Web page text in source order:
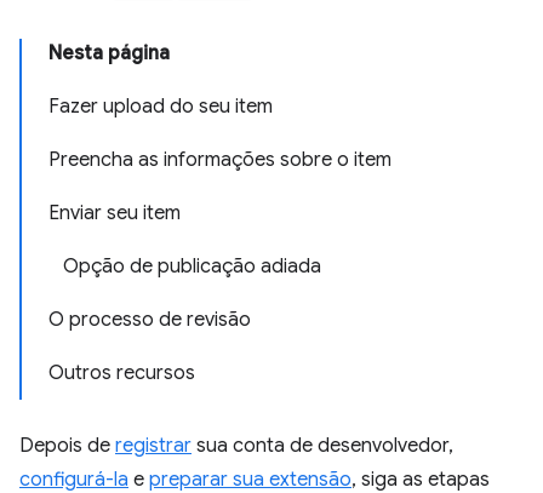
Nesta página
Fazer upload do seu item
Preencha as informações sobre o item
Enviar seu item
Opção de publicação adiada
O processo de revisão
Outros recursos
Depois de registrar sua conta de desenvolvedor,
configurá-la e preparar sua extensão, siga as etapas